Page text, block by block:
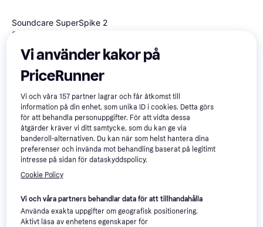
Soundcare SuperSpike 2
Self-Adhesive 3-pack
395 kr
Nordic Quality 4stk
Vibrationsdämpare
Adam Hall ECO 1 2pcs
Dämpfötter
Record AFP50
Ljudabsorberande Panel
Vi använder kakor på
PriceRunner
Vi och våra157 partner lagrar och får åtkomst till
information på din enhet, som unika ID i cookies. Detta görs
för att behandla personuppgifter. För att vidta dessa
åtgärder kräver vi ditt samtycke, som du kan ge via
banderoll-alternativen. Du kan när som helst hantera dina
preferenser och invända mot behandling baserat på legitimt
intresse på sidan för dataskyddspolicy.
Cookie Policy
Vi och våra partners behandlar data för att tillhandahålla
Använda exakta uppgifter om geografisk positionering.
Aktivt läsa av enhetens egenskaper för